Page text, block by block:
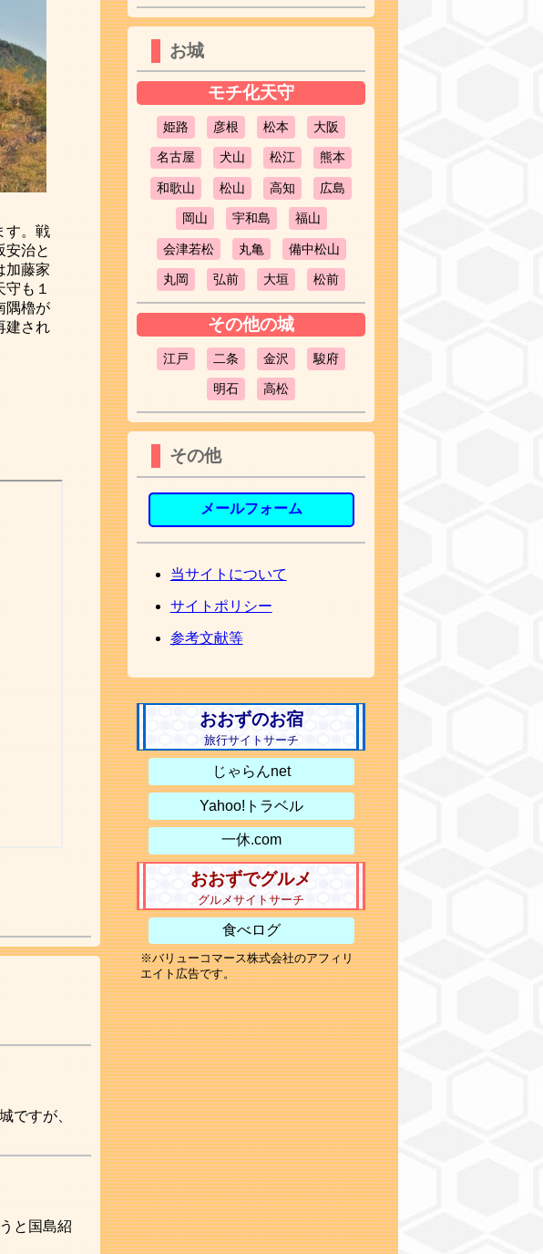
す。戦
安治と
加藤家
も１
隅櫓が
建され
ですが、
と国島紹
お城
モチ化天守
姫路 彦根 松本 大阪
名古屋 犬山 松江 熊本
和歌山 松山 高知 広島
岡山 宇和島 福山
会津若松 丸亀 備中松山
丸岡 弘前 大垣 松前
その他の城
江戸 二条 金沢 駿府
明石 高松
その他
メールフォーム
当サイトについて
サイトポリシー
参考文献等
おおずのお宿
旅行サイトサーチ
じゃらんnet
Yahoo!トラベル
一休.com
おおずでグルメ
グルメサイトサーチ
食べログ
※バリューコマース株式会社のアフィリ
エイト広告です。